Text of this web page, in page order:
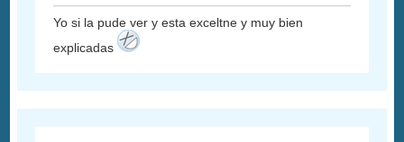
Yo si la pude ver y esta exceltne y muy bien
explicadas